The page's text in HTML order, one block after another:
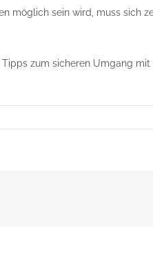
möglich sein wird, muss sich
zum sicheren Umgang